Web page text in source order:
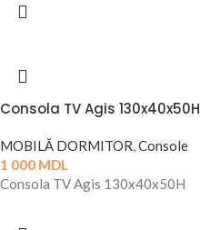
Consola TV Agis 130x40x50H
MOBILĂ DORMITOR,Console
1 000 MDL
Consola TV Agis 130x40x50H